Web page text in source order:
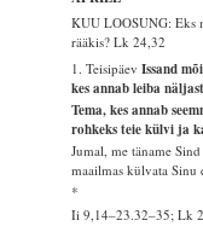
KUU LOOSUNG: Eks
rääkis?Lk 24,32
1. TeisipäevIssand
kes annab leiba
Tema, kes annab
rohkeks teie külvi ja
Jumal, me täname
maailmas külvata Sinu
*
Ii 9,14–23.32–35; Lk